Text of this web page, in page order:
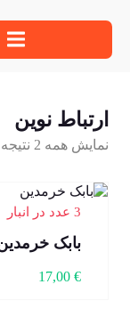
ارتباط نوین
نمایش همه 2 نتیجه
3 عدد در انبار
بابک
17,00 €